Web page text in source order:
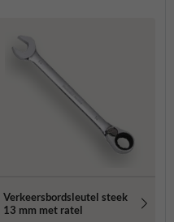
Verkeersbordsleutel steek
13 mm met ratel